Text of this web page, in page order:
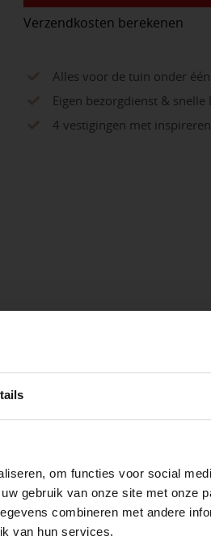
om functies voor social
gebruik van onze site met onze
combineren met andere
van hun services.
Verzendkosten berekenen
Alles voor de tuin onder
Eigen bezorgdienst & snelle
4 vestigingen met
naar tuin- en infraproducten.
Lees meer over de
de vakantieperiode
openingstijden.